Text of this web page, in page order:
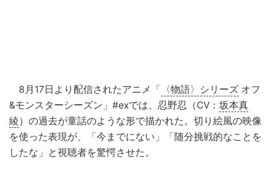
8月17日より配信されたアニメ「 〈物語〉シリーズ オフ
&モンスターシーズン」#exでは、忍野忍（CV： 坂本真
綾）の過去が童話のような形で描かれた。切り絵風の映像
を使った表現が、「今までにない」「随分挑戦的なことを
したな」と視聴者を驚愕させた。